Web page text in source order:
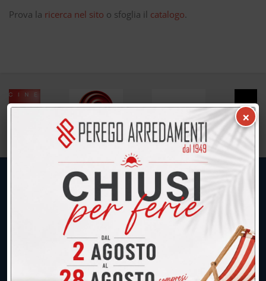
Prova la ricerca nel sito o sfoglia il catalogo.
UNICA SEDE: CALCO (Lecco)
039.677.2778
×